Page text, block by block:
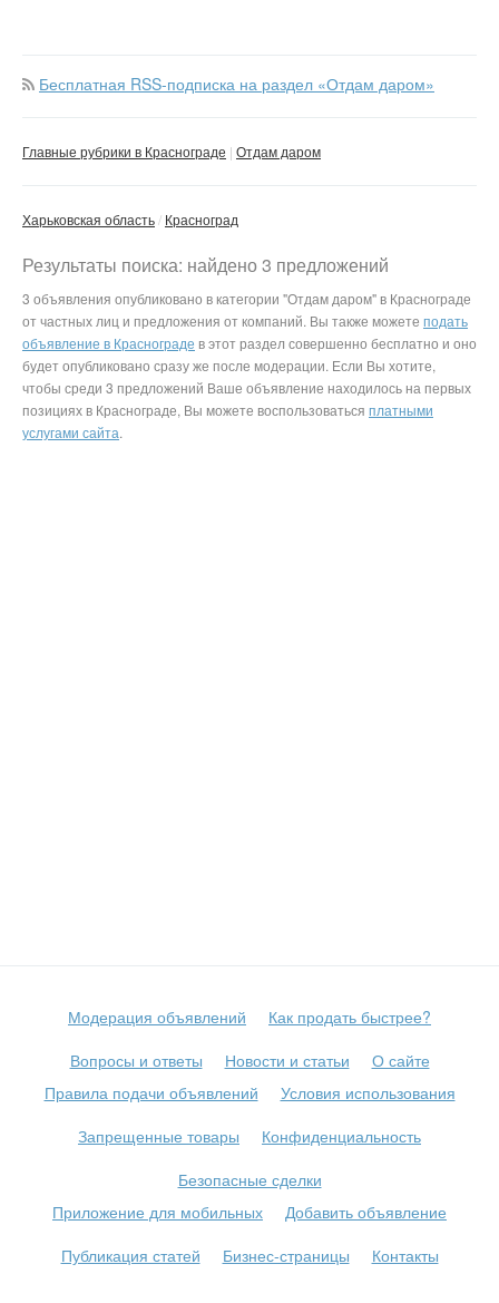
Бесплатная RSS-подписка на раздел «Отдам даром»
Главные рубрики в Краснограде Отдам даром
Харьковская область Красноград
Результаты поиска: найдено 3 предложений
3 объявления опубликовано в категории "Отдам даром" в Краснограде
от частных лиц и предложения от компаний. Вы также можете подать
объявление в Краснограде в этот раздел совершенно бесплатно и оно
будет опубликовано сразу же после модерации. Если Вы хотите,
чтобы среди 3 предложений Ваше объявление находилось на первых
позициях в Краснограде, Вы можете воспользоваться платными
услугами сайта.
Модерация объявлений
Как продать быстрее?
Вопросы и ответы
Новости и статьи
О сайте
Правила подачи объявлений
Условия использования
Запрещенные товары
Конфиденциальность
Безопасные сделки
Приложение для мобильных
Добавить объявление
Публикация статей
Бизнес-страницы Контакты